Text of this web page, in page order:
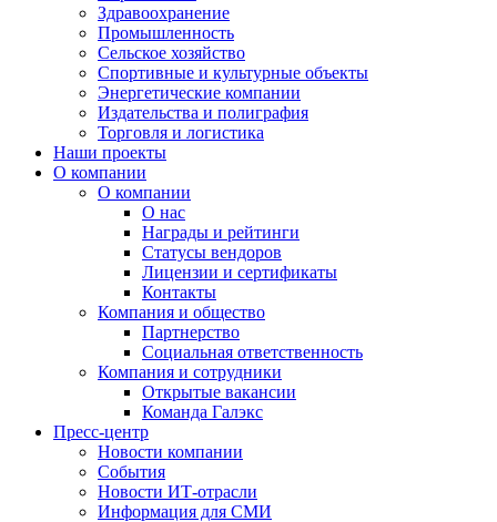
Здравоохранение
Промышленность
Сельское хозяйство
Спортивные и культурные объекты
Энергетические компании
Издательства и полиграфия
Торговля и логистика
Наши проекты
О компании
О компании
О нас
Награды и рейтинги
Статусы вендоров
Лицензии и сертификаты
Контакты
Компания и общество
Партнерство
Социальная ответственность
Компания и сотрудники
Открытые вакансии
Команда Галэкс
Пресс-центр
Новости компании
События
Новости ИТ-отрасли
Информация для СМИ